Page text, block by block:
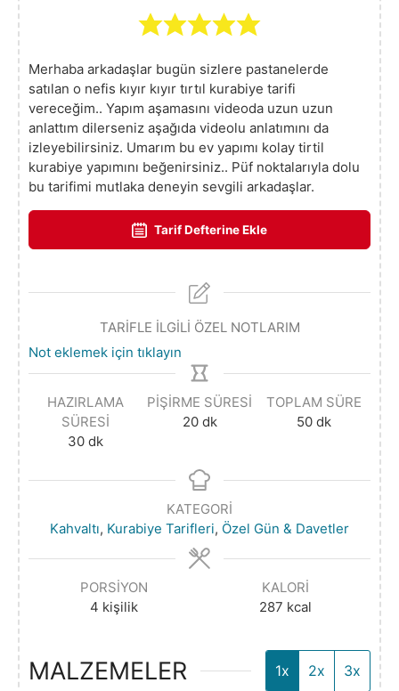
Merhaba arkadaşlar bugün sizlere pastanelerde
satılan o nefis kıyır kıyır tırtıl kurabiye tarifi
vereceğim.. Yapım aşamasını videoda uzun uzun
anlattım dilerseniz aşağıda videolu anlatımını da
izleyebilirsiniz. Umarım bu ev yapımı kolay tirtil
kurabiye yapımını beğenirsiniz.. Püf noktalarıyla dolu
bu tarifimi mutlaka deneyin sevgili arkadaşlar.
Tarif Defterine Ekle
TARİFLE İLGİLİ ÖZEL NOTLARIM
Not eklemek için tıklayın
HAZIRLAMA
SÜRESI
30 dk
PIŞIRME SÜRESI
20 dk
TOPLAM SÜRE
50 dk
KATEGORI
Kahvaltı, Kurabiye Tarifleri, Özel Gün & Davetler
PORSIYON
4 kişilik
KALORI
287 kcal
MALZEMELER 1x 2x 3x